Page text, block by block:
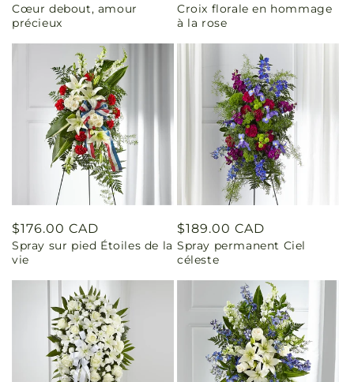
habituel
Cœur debout, amour
précieux
habituel
Croix florale en hommage
à la rose
Prix
habituel
$176.00 CAD
Spray sur pied Étoiles de la
vie
Prix
habituel
$189.00 CAD
Spray permanent Ciel
céleste